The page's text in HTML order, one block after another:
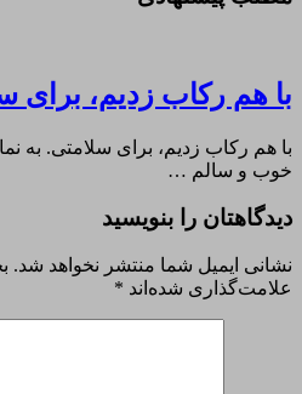
با هم رکاب زدیم، برای
با هم رکاب زدیم، برای سلامتی. به
خوب و سالم …
دیدگاهتان را بنویسید
نشانی ایمیل شما منتشر نخواهد شد.
علامت‌گذاری شده‌اند *